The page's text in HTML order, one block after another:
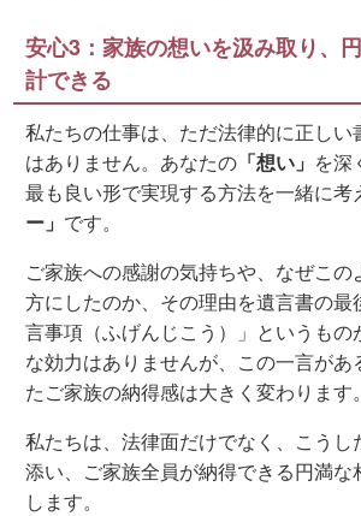
安心3：家族の想いを汲み取り、
計できる
私たちの仕事は、ただ法律的に正しい
はありません。あなたの 「想い」 を深
最も良い形で実現する方法を一緒に考
ー」 です。
ご家族への感謝の気持ちや、なぜこの
方にしたのか、その理由を遺言書の最
言事項（ふげんじこう）」というもの
な効力はありませんが、この一言が
たご家族の納得感は大きく変わります。
私たちは、法律面だけでなく、こうし
添い、ご家族全員が納得できる円満な
します。